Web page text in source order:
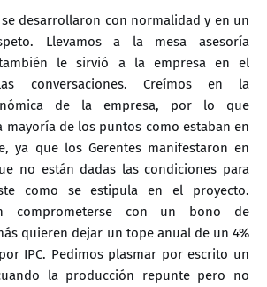
se desarrollaron con normalidad y en un
Llevamos a la mesa asesoría
le sirvió a la empresa en el
conversaciones. Creímos en la
de la empresa, por lo que
mayoría de los puntos como estaban en
ya que los Gerentes manifestaron en
no están dadas las condiciones para
como se estipula en el proyecto.
comprometerse con un bono de
quieren dejar un tope anual de un 4%
IPC. Pedimos plasmar por escrito un
la producción repunte pero no